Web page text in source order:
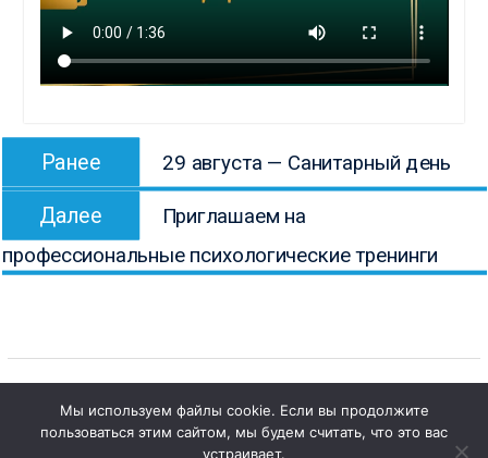
Навигация
записям
Ранее
запись:
29 августа — Санитарный день
Далее Следующая
запись:
Приглашаем на
профессиональные психологические тренинги
Copyright © Все права защищены.
Мы используем файлы cookie. Если вы продолжите
пользоваться этим сайтом, мы будем считать, что это вас
устраивает.